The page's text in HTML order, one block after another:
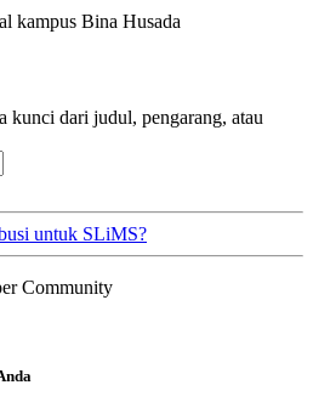
kampus Bina Husada
kunci dari judul, pengarang, atau
untuk SLiMS?
Community